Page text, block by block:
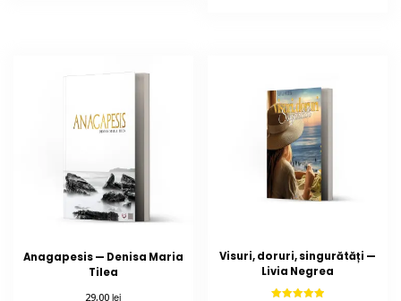
Anagapesis — Denisa Maria
Tilea
29,00lei
Visuri, doruri, singurătăți —
Livia Negrea